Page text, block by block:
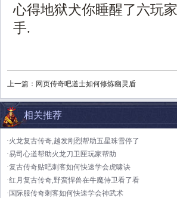
心得地狱犬你睡醒了六玩
手.
上一篇： 网页传奇吧道士如何修炼幽灵盾
相关推荐
·火龙复古传奇,越发刚烈帮助五星珠雪停了
·易司心道帮助火龙刀卫匣玩家帮助
·复古传奇贴吧刺客如何快速学会虎啸诀
·红月复古传奇,野蛮悍兽在牛魔侍卫看了看
·国际服传奇刺客如何快速学会神武术